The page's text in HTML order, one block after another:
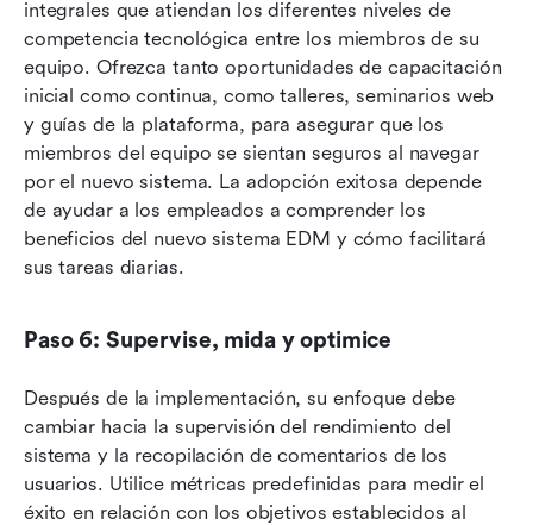
integrales que atiendan los diferentes niveles de
competencia tecnológica entre los miembros de su
equipo. Ofrezca tanto oportunidades de capacitación
inicial como continua, como talleres, seminarios web
y guías de la plataforma, para asegurar que los
miembros del equipo se sientan seguros al navegar
por el nuevo sistema. La adopción exitosa depende
de ayudar a los empleados a comprender los
beneficios del nuevo sistema EDM y cómo facilitará
sus tareas diarias.
Paso 6: Supervise, mida y optimice
Después de la implementación, su enfoque debe
cambiar hacia la supervisión del rendimiento del
sistema y la recopilación de comentarios de los
usuarios. Utilice métricas predefinidas para medir el
éxito en relación con los objetivos establecidos al